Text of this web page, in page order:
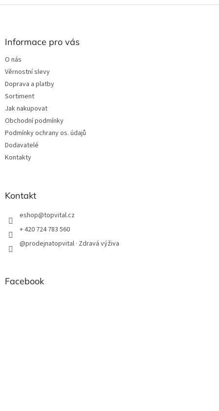
Z
Informace pro vás
O nás
Věrnostní slevy
Doprava a platby
Sortiment
Jak nakupovat
Obchodní podmínky
Podmínky ochrany os. údajů
Dodavatelé
Kontakty
Kontakt
eshop@topvital.cz
+ 420 724 783 560
@prodejnatopvital · Zdravá výživa
Facebook